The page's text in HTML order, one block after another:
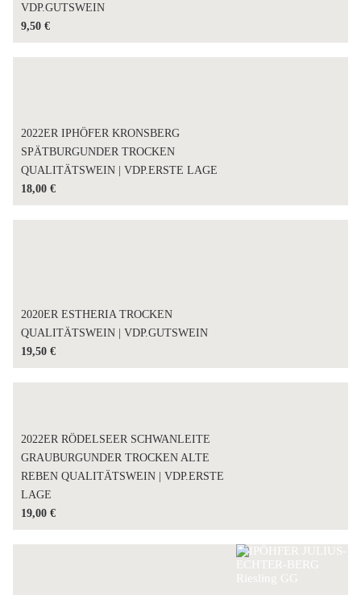
VDP.GUTSWEIN
9,50€
2022ER IPHÖFER KRONSBERG
SPÄTBURGUNDER TROCKEN
QUALITÄTSWEIN | VDP.ERSTE LAGE
18,00€
2020ER ESTHERIA TROCKEN
QUALITÄTSWEIN | VDP.GUTSWEIN
19,50€
2022ER RÖDELSEER SCHWANLEITE
GRAUBURGUNDER TROCKEN ALTE
REBEN QUALITÄTSWEIN | VDP.ERSTE
LAGE
19,00€